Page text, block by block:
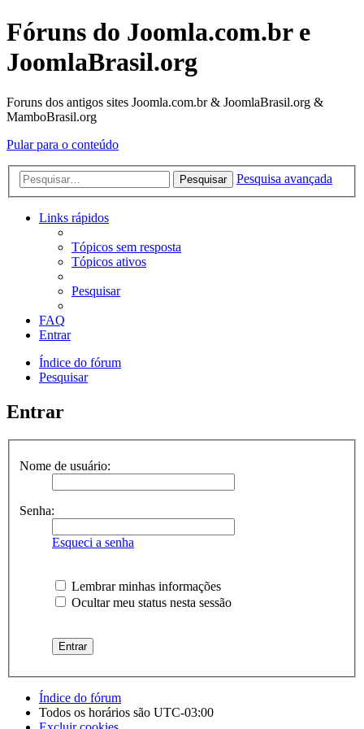
Fóruns do Joomla.com.br e
JoomlaBrasil.org
Foruns dos antigos sites Joomla.com.br & JoomlaBrasil.org &
MamboBrasil.org
Pular para o conteúdo
Pesquisar Pesquisa avançada
Links rápidos
Tópicos sem resposta
Tópicos ativos
Pesquisar
FAQ
Entrar
Índice do fórum
Pesquisar
Entrar
Nome de usuário:
Senha:
Esqueci a senha
Lembrar minhas informações
Ocultar meu status nesta sessão
Índice do fórum
Todos os horários são UTC-03:00